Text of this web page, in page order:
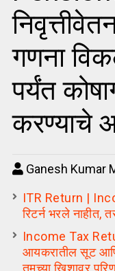
गणना
पर्यंत
करण्याचे
Ganesh Kumar
ITR Return |
रिटर्न भरले
Income Tax
आयकरातील सूट
तुमच्या खिशावर